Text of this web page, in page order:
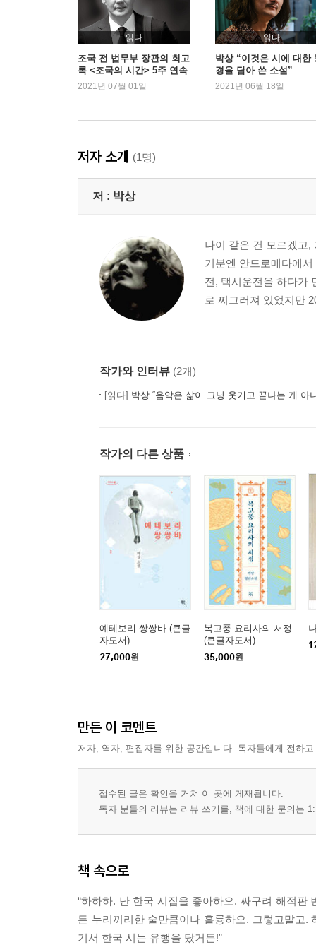
읽다
조국 전 법무부 장관의 회고
록 <조국의 시간> 5주 연속
1위 기록
2021년 07월 01일
읽다
박상 “이것은 시에 대한
경을 담아 쓴 소설”
2021년 06월 18일
저자 소개 (1명)
저 : 박상
나이 같은 건 모르겠고,
기분엔 안드로메다에
전, 택시운전을 하다가
로 찌그러져 있었지만
작가와 인터뷰 (2개)
[읽다] 박상 “음악은 삶이 그냥 웃기고 끝나는 게 아
작가의 다른 상품
예테보리 쌍쌍바 (큰글
자도서)
27,000원
복고풍 요리사의 서정
(큰글자도서)
35,000원
만든 이 코멘트
저자, 역자, 편집자를 위한 공간입니다. 독자들에게 전하
접수된 글은 확인을 거쳐 이 곳에 게재됩니다.
독자 분들의 리뷰는 리뷰 쓰기를, 책에 대한 문의는
책 속으로
“하하하. 난 한국 시집을 좋아하오. 싸구려 해적
든 누리끼리한 술만큼이나 훌륭하오. 그렇고말고
기서 한국 시는 유행을 탔거든!”